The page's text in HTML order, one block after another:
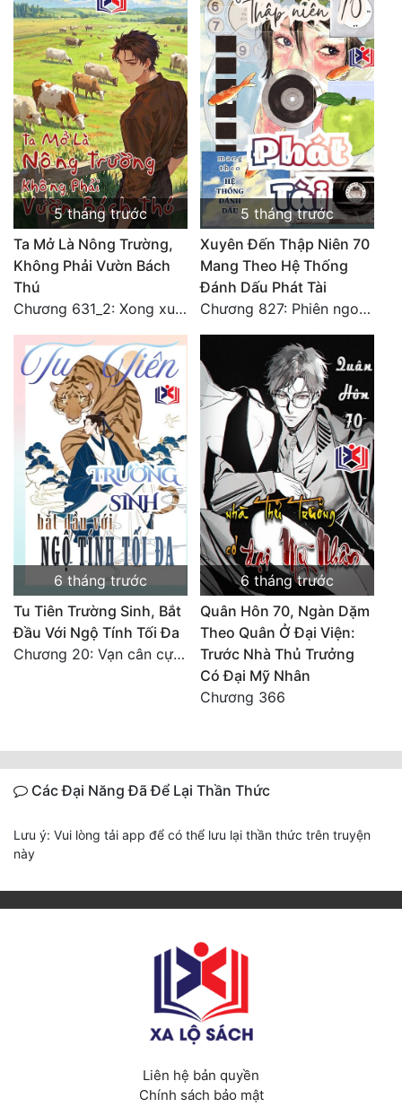
5 tháng trước
Ta Mở Là Nông Trường,
Không Phải Vườn Bách
Thú
Chương 631_2: Xong xuôi (HẾT)
5 tháng trước
Xuyên Đến Thập Niên 70
Mang Theo Hệ Thống
Đánh Dấu Phát Tài
Chương 827: Phiên ngoại 12 - Toàn Hoàn Văn
6 tháng trước
Tu Tiên Trường Sinh, Bắt
Đầu Với Ngộ Tính Tối Đa
Chương 20: Vạn cân cự lực
6 tháng trước
Quân Hôn 70, Ngàn Dặm
Theo Quân Ở Đại Viện:
Trước Nhà Thủ Trưởng
Có Đại Mỹ Nhân
Chương 366
Các Đại Năng Đã Để Lại Thần Thức
Lưu ý: Vui lòng tải app để có thể lưu lại thần thức trên truyện
này
Liên hệ bản quyền
Chính sách bảo mật